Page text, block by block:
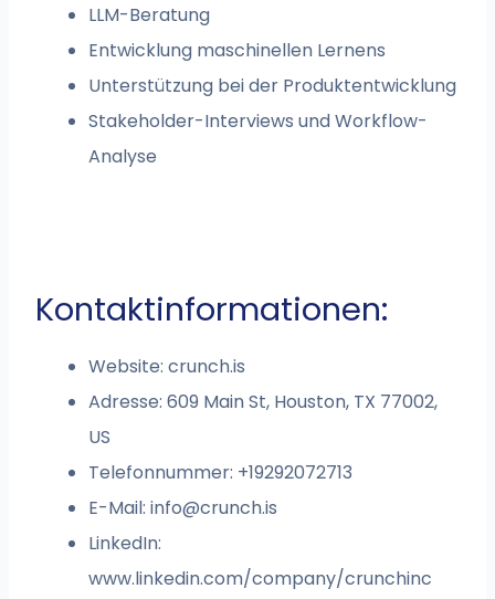
LLM-Beratung
Entwicklung maschinellen Lernens
Unterstützung bei der Produktentwicklung
Stakeholder-Interviews und Workflow-
Analyse
Kontaktinformationen:
Website: crunch.is
Adresse: 609 Main St, Houston, TX 77002,
US
Telefonnummer: +19292072713
E-Mail:info@crunch.is
LinkedIn:
www.linkedin.com/company/crunchinc